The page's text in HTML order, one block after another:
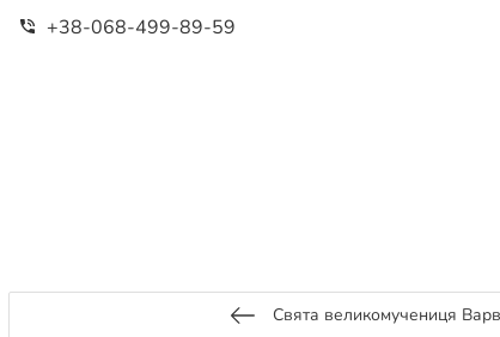
+38-068-499-89-59
Свята великомучениця